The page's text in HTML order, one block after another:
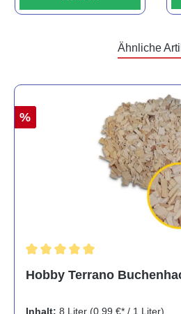
Ähnliche
%
Hobby Terrano
Inhalt: 8 Liter (0,99 €* / 1 Liter)